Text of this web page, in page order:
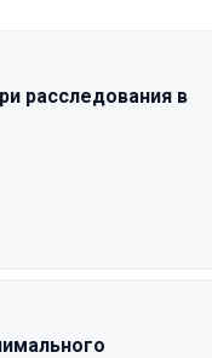
расследования в